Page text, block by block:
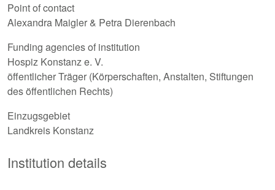
Point of contact
Alexandra Maigler & Petra Dierenbach
Funding agencies of institution
Hospiz Konstanz e. V.
öffentlicher Träger (Körperschaften, Anstalten, Stiftungen
des öffentlichen Rechts)
Einzugsgebiet
Landkreis Konstanz
Institution details